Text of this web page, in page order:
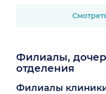
Филиалы,
отделения
Филиалы